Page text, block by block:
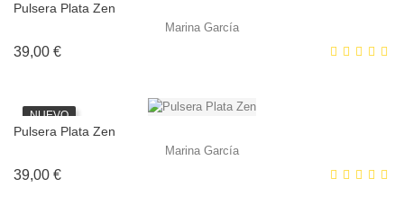
Pulsera Plata Zen
Marina García
39,00 €Precio
NUEVO
Pulsera Plata Zen
Marina García
39,00 €Precio